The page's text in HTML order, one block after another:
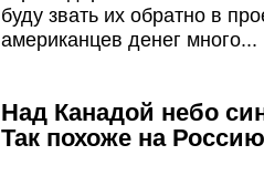
буду звать их обратно в
американцев денег много...
Над Канадой небо
Так похоже на